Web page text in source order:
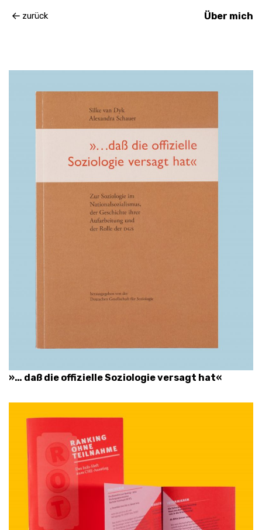
zurück Über mich
»… daß die offizielle Soziologie versagt hat«